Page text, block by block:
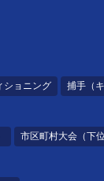
ショニング 捕手（
市区町村大会（下位